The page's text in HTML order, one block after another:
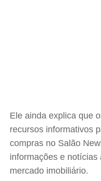
Ele ainda explica que
recursos informativos
compras no Salão
informações e
mercado imobiliário.